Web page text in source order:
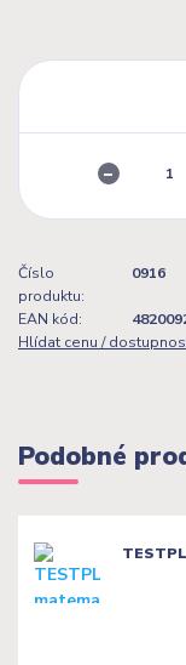
Číslo
produktu:
0916
EAN kód:
Hlídat cenu /
Podobné